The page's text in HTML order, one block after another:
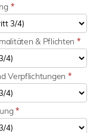
*
& Pflichten *
Verpflichtungen *
*